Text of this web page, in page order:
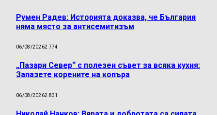
Румен Радев: Историята доказва, че България
няма място за антисемитизъм
06/08/20262 774
„Пазари Север“ с полезен съвет за всяка кухня:
Запазете корените на копъра
06/08/20262 831